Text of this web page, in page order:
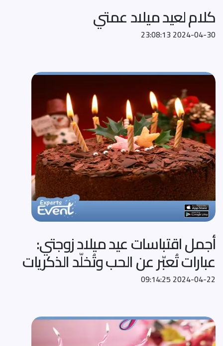
كلام لعيد ميلاد عمتي
2024-04-30 23:08:13
أجمل اقتباسات عيد ميلاد زوجتي:
عبارات تُعبّر عن الحب وتُخلّد الذكريات
2024-04-22 09:14:25